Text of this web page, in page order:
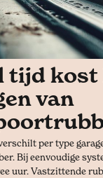
tijd kost
van
per type
Bij eenvoudige
uur. Vastzittende